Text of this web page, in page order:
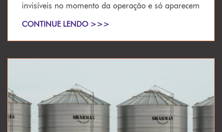
invisíveis no momento da operação e só aparecem
CONTINUE LENDO >>>